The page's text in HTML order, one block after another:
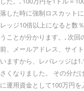
落した時に強制ロスカット
レッジ10倍以上になると数
うことが分かります。, 次
前、メールアドレス、サイ
いますから、レバレッジは
さくなりました。 その分だ
に運用資金として100万円